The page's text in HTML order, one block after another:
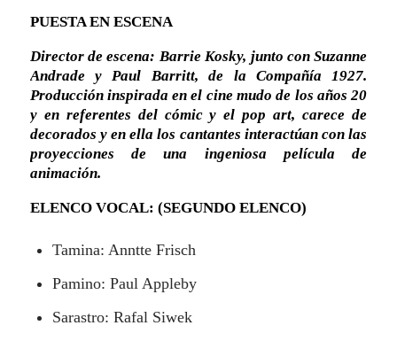
PUESTA EN ESCENA
Director de escena: Barrie Kosky, junto con Suzanne
Andrade y Paul Barritt, de la Compañía 1927.
Producción inspirada en el cine mudo de los años 20
y en referentes del cómic y el pop art, carece de
decorados y en ella los cantantes interactúan con las
proyecciones de una ingeniosa película de
animación.
ELENCO VOCAL: (SEGUNDO ELENCO)
Tamina: Anntte Frisch
Pamino: Paul Appleby
Sarastro: Rafal Siwek